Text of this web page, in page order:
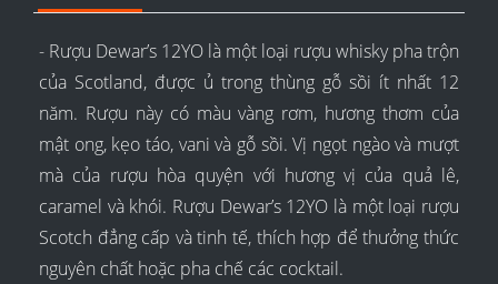
- Rượu Dewar’s 12YO là một loại rượu whisky pha trộn
của Scotland, được ủ trong thùng gỗ sồi ít nhất 12
năm. Rượu này có màu vàng rơm, hương thơm của
mật ong, kẹo táo, vani và gỗ sồi. Vị ngọt ngào và mượt
mà của rượu hòa quyện với hương vị của quả lê,
caramel và khói. Rượu Dewar’s 12YO là một loại rượu
Scotch đẳng cấp và tinh tế, thích hợp để thưởng thức
nguyên chất hoặc pha chế các cocktail.